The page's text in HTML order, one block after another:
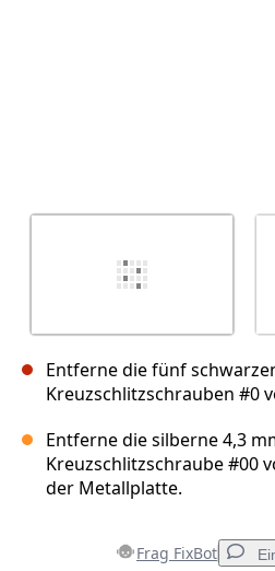
Entferne die fünf
Kreuzschlitzschrauben #0
Entferne die silberne 4,3
Kreuzschlitzschraube #00
der Metallplatte.
Frag FixBot